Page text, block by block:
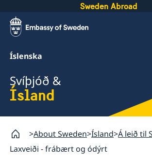
Sweden Abroad
Íslenska
Svíþjóð &
Ísland
About Sweden Ísland Á leið til
Laxveiði - frábært og ódýrt